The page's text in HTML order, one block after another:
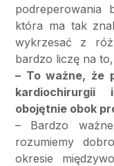
która ma tak
wykrzesać z
bardzo liczę na
– To ważne, że
obojętnie obok
– Bardzo
rozumiemy
okresie